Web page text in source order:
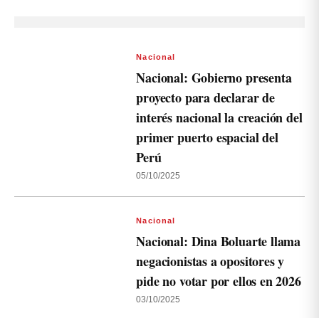
Nacional
Nacional: Gobierno presenta
proyecto para declarar de
interés nacional la creación del
primer puerto espacial del
Perú
05/10/2025
Nacional
Nacional: Dina Boluarte llama
negacionistas a opositores y
pide no votar por ellos en 2026
03/10/2025